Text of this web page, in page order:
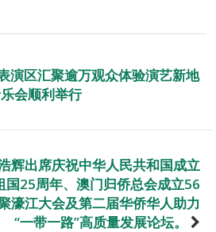
演区汇聚逾万观众体验演艺新地
会顺利举行
辉出席庆祝中华人民共和国成立
国25周年、澳门归侨总会成立56
濠江大会及第二届华侨华人助力
“一带一路”高质量发展论坛。